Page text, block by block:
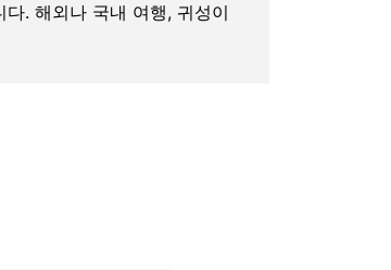
. 해외나 국내 여행, 귀성이